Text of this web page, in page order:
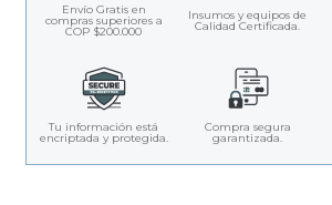
Envío Gratis en
compras superiores a
COP $200.000
Insumos y equipos de
Calidad Certificada.
Tu información está
encriptada y protegida.
Compra segura
garantizada.